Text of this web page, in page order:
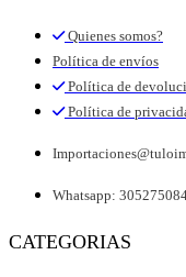
Quienes somos?
Política de envíos
Política de
Política de
Whatsapp:
CATEGORIAS